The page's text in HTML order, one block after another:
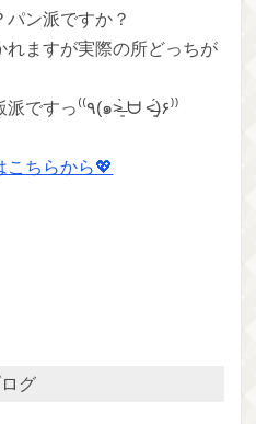
ン派ですか？
れますが実際の所どっちが
ちなみにみくちーは、ご飯派ですっ⁽⁽٩(๑˃̶͈̀ ᗨ ˂̶͈́)۶⁾⁾
こちらから💖
グ